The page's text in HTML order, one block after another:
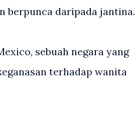
berpunca daripada jantina.
sebuah negara yang
terhadap wanita